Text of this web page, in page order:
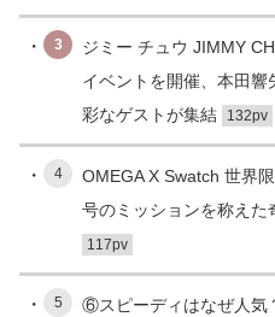
3
ジミー チュウ JIMMY
イベントを開催、本田
彩なゲストが集結
132pv
4
OMEGA X Swatch 世界
号のミッションを称えた
117pv
5
⑥スピーディはなぜ人気